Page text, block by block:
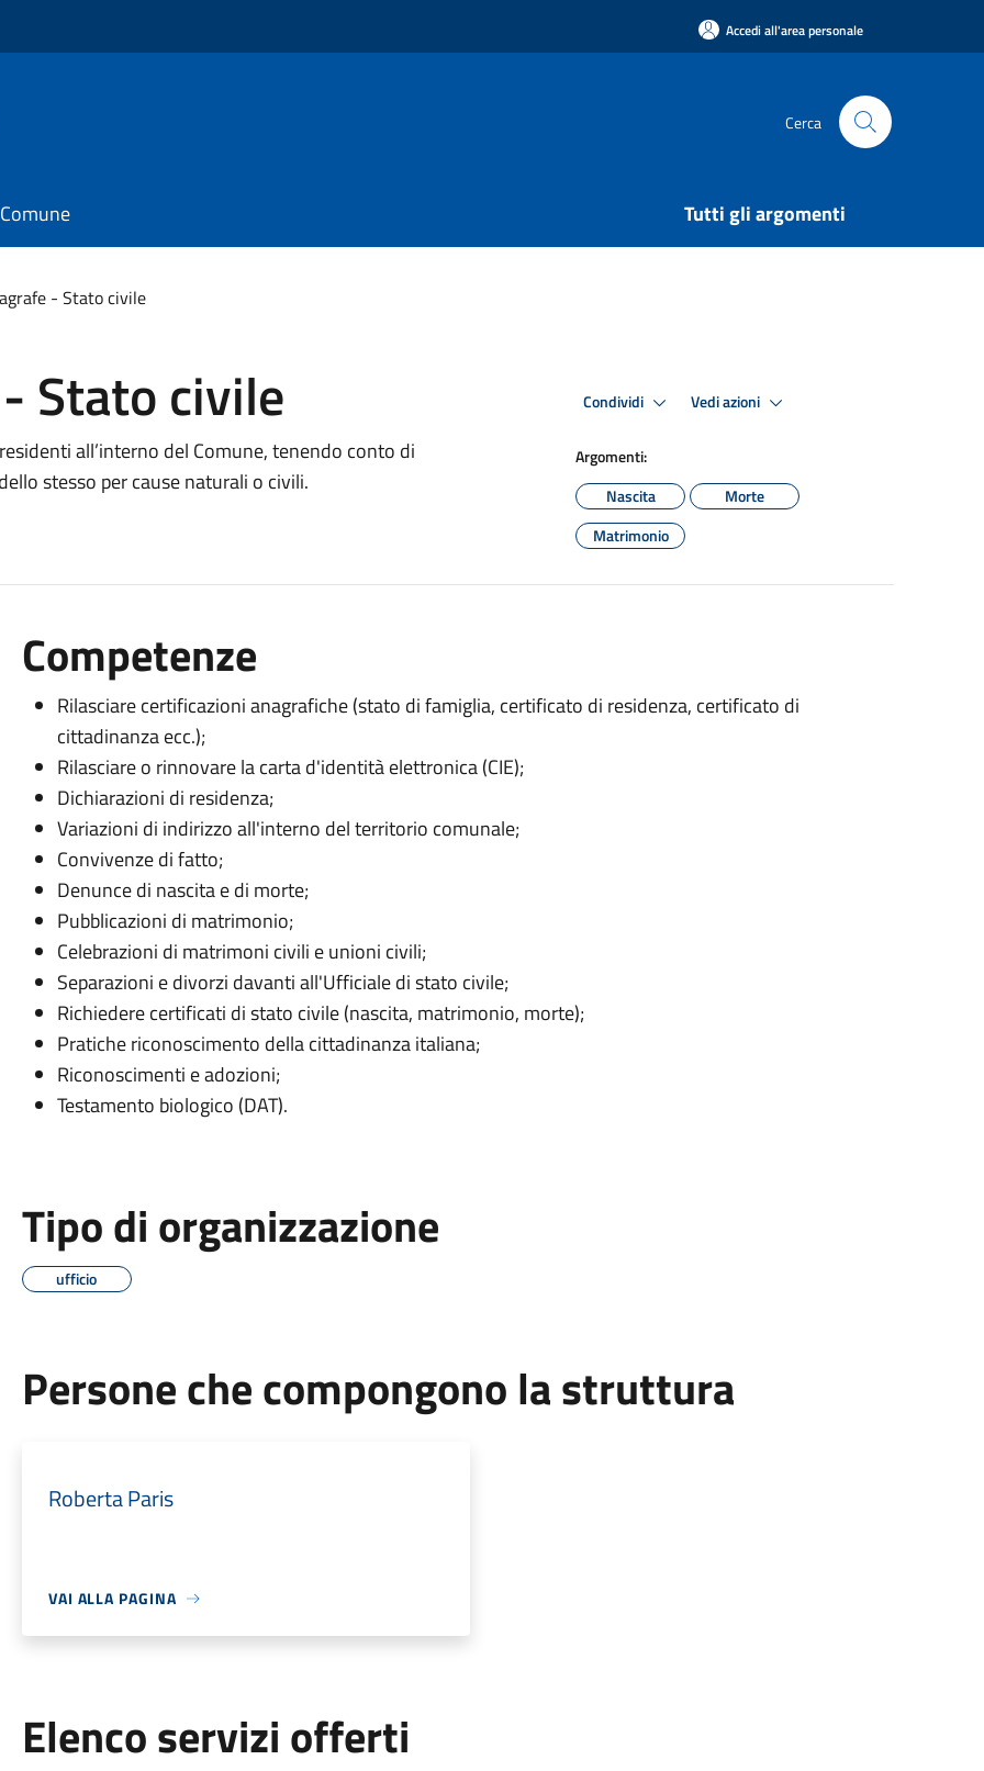
Accedi all'area personale
Cerca
Tutti gli argomenti
- Stato civile
Stato civile
all’interno del Comune, tenendo conto di
stesso per cause naturali o civili.
Condividi Vedi azioni
Argomenti:
Nascita
Morte
Matrimonio
Competenze
Rilasciare certificazioni anagrafiche (stato di famiglia, certificato di residenza, certificato di
cittadinanza ecc.);
Rilasciare o rinnovare la carta d'identità elettronica (CIE);
Dichiarazioni di residenza;
Variazioni di indirizzo all'interno del territorio comunale;
Convivenze di fatto;
Denunce di nascita e di morte;
Pubblicazioni di matrimonio;
Celebrazioni di matrimoni civili e unioni civili;
Separazioni e divorzi davanti all'Ufficiale di stato civile;
Richiedere certificati di stato civile (nascita, matrimonio, morte);
Pratiche riconoscimento della cittadinanza italiana;
Riconoscimenti e adozioni;
Testamento biologico (DAT).
Tipo di organizzazione
ufficio
Persone che compongono la struttura
Roberta Paris
VAI ALLA PAGINA
Elenco servizi offerti